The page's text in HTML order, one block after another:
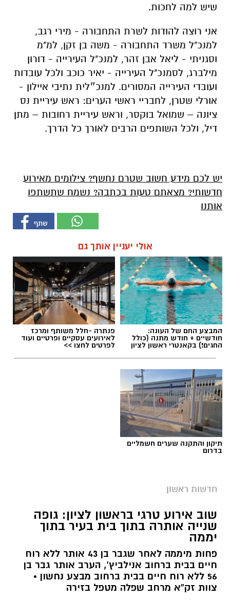
שיש למה לחכות.
אני רוצה להודות לשרת התחבורה - מירי רגב,
למנכ"ל משרד התחבורה - משה בן זקן, למ"מ
וסגניתי - ליאל אבן זהר, למנכ"ל העירייה - דורון
מילברג, לסמנכ"ל העירייה - יאיר כוכב ולכל עובדות
ועובדי העירייה המסורים. למנכ״לית נתיבי איילון -
אורלי שטרן, לחבריי ראשי הערים: ראש עיריית נס
ציונה – שמואל בוקסר, וראש עיריית רחובות – מתן
דיל, ולכל השותפים הרבים לאורך כל הדרך.
יש לכם מידע חשוב שטרם נחשף? צילומים מאירוע
חדשותי? מצאתם טעות בכתבה? נשמח שתשתפו
אותנו
אולי יעניין אותך גם
המבצע החם של העונה:
חודשיים + חודש מתנה (כולל
החגים!) בקאנטרי ראשון לציון
פנתרה -חלל משותף ומרכז
לאירועים עסקיים ופרטיים ועוד
לפרטים לחצו >>
תיקון והתקנה שערים חשמליים
בדרום
חדשות ראשון
שוב אירוע טרגי בראשון לציון: גופה
שנייה אותרה בתוך בית בעיר בתוך
יממה
פחות מיממה לאחר שגבר בן 43 אותר ללא רוח
חיים בבית ברחוב אנילביץ’, הערב אותר גבר בן
56 ללא רוח חיים בבית ברחוב מבצע נחשון •
צוות זק”א מרחב שפלה מטפל בזירה